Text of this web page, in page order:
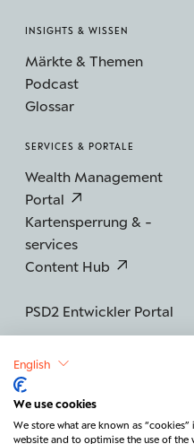
INSIGHTS & WISSEN
Märkte & Themen
Podcast
Glossar
SERVICES & PORTALE
Wealth Management
Portal
Kartensperrung & -
services
Content Hub
PSD2 Entwickler Portal
English
We use cookies
We store what are known as
website and to optimise the use of the